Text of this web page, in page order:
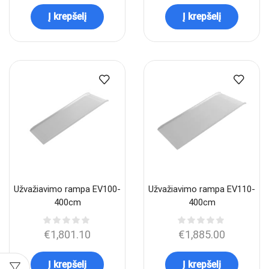
Į krepšelį Į krepšelį
Užvažiavimo rampa EV100-
400cm
€1,801.10
Į krepšelį
Užvažiavimo rampa EV110-
400cm
€1,885.00
Į krepšelį